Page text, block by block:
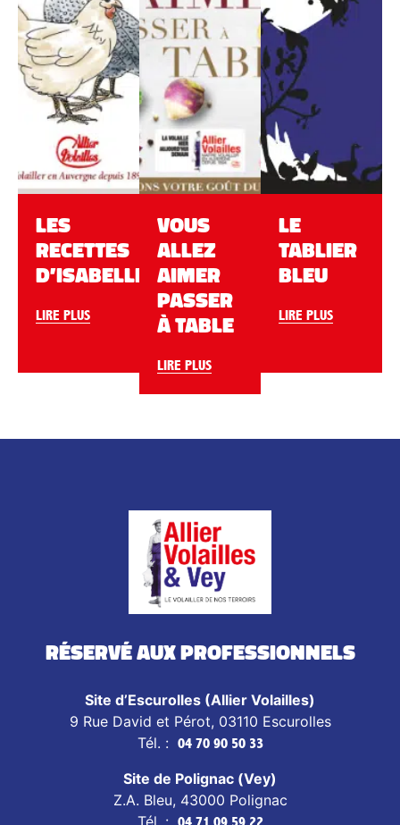
LES
RECETTES
D’ISABELLE
LIRE PLUS
VOUS
ALLEZ
AIMER
PASSER
À TABLE
LIRE PLUS
LE
TABLIER
BLEU
LIRE PLUS
Réservé aux professionnels
Site d’Escurolles (Allier Volailles)
9 Rue David et Pérot, 03110 Escurolles
Tél. :
04 70 90 50 33
Site de Polignac (Vey)
Z.A. Bleu, 43000 Polignac